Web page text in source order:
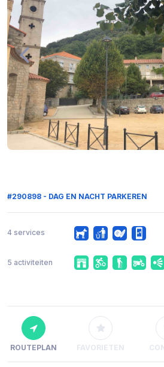
#290898 - DAG EN NACHT PARKEREN
4 services
5 activiteiten
ROUTEPLAN FAVORIETEN